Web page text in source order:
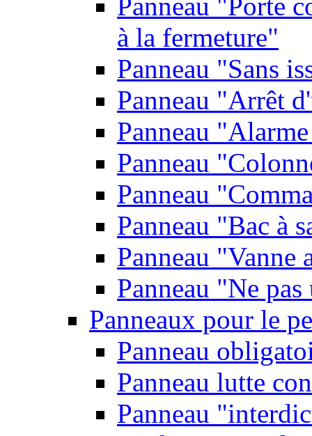
à la fermeture"
Panneau "Sans
Panneau "Arrêt
Panneau
Panneau
Panneau
Panneau "Bac à
Panneau "Vanne
Panneau "Ne
Panneaux pour le
Panneau
Panneau lutte
Panneau